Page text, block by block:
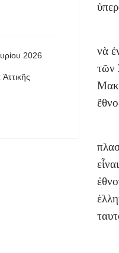
2026
νὰ
τῶν